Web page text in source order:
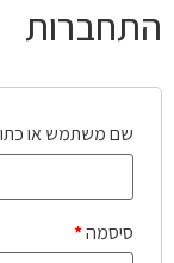
התחברות
שם משתמש או
סיסמה*